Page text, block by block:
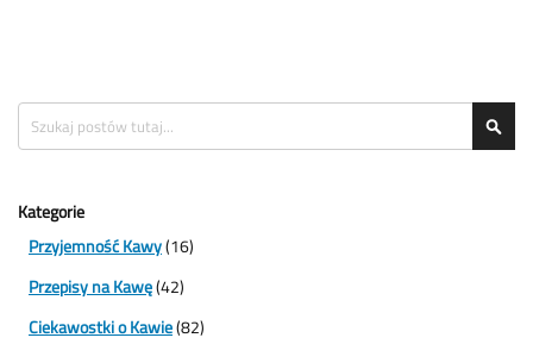
Search
Kategorie
Przyjemność Kawy(16)
Przepisy na Kawę(42)
Ciekawostki o Kawie(82)